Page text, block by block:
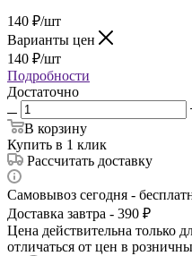
140 ₽/шт
Варианты цен
140 ₽/шт
Подробности
Достаточно
В корзину
Купить в 1 клик
Рассчитать доставку
Самовывоз сегодня -
Доставка завтра - 390 ₽
Цена действительна только
отличаться от цен в